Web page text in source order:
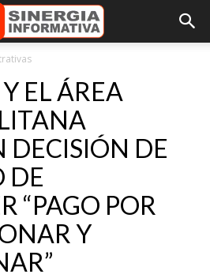
EL ÁREA
DECISIÓN DE
DE
“PAGO POR
Y